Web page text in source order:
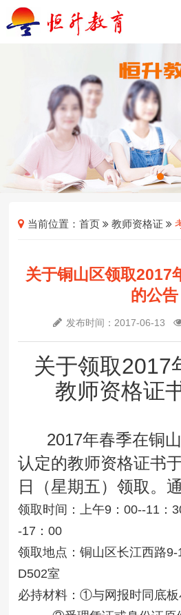
当前位置：首页 教师资格证
关于铜山区领取2017
的公告
发布时间：2017-06-13
关于领取2017
教师资格证
2017年春季在铜山
认定的教师资格证书
日（星期五）领取。
领取时间：上午9：00--11：
-17：00
领取地点：铜山区长江西路
D502室
必持材料：①与网报时同底